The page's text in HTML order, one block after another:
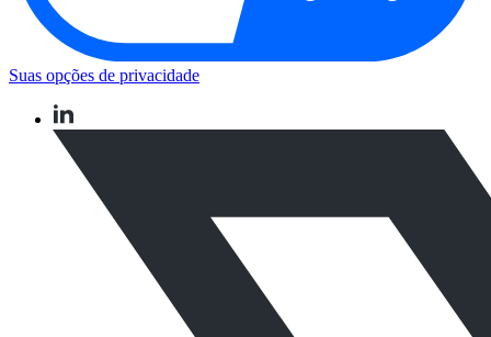
Suas opções de privacidade